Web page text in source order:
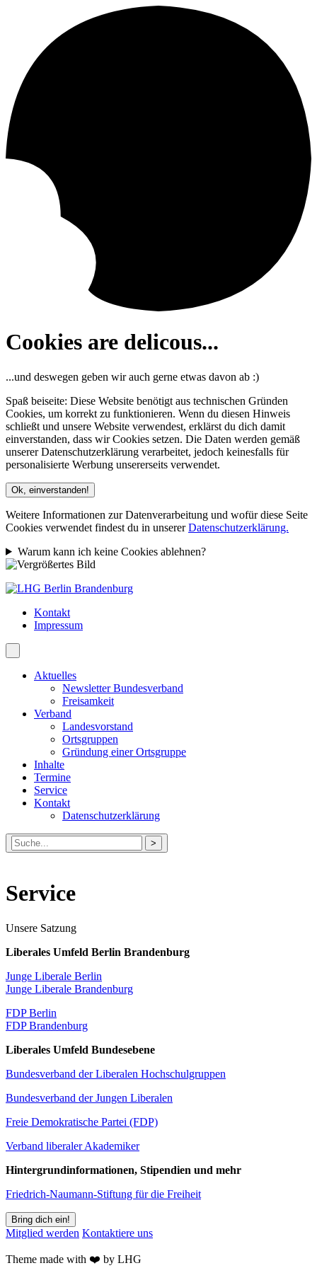
Cookies are delicous...
...und deswegen geben wir auch gerne etwas davon ab :)
Spaß beiseite: Diese Website benötigt aus technischen Gründen
Cookies, um korrekt zu funktionieren. Wenn du diesen Hinweis
schließt und unsere Website verwendest, erklärst du dich damit
einverstanden, dass wir Cookies setzen. Die Daten werden gemäß
unserer Datenschutzerklärung verarbeitet, jedoch keinesfalls für
personalisierte Werbung unsererseits verwendet.
Ok, einverstanden!
Weitere Informationen zur Datenverarbeitung und wofür diese Seite
Cookies verwendet findest du in unsererDatenschutzerklärung.
Warum kann ich keine Cookies ablehnen?
Kontakt
Impressum
Aktuelles
Newsletter Bundesverband
Freisamkeit
Verband
Landesvorstand
Ortsgruppen
Gründung einer Ortsgruppe
Inhalte
Termine
Service
Kontakt
Datenschutzerklärung
Suche
nach:
Service
Unsere Satzung
Liberales Umfeld Berlin Brandenburg
Junge Liberale Berlin
Junge Liberale Brandenburg
FDP Berlin
FDP Brandenburg
Liberales Umfeld Bundesebene
Bundesverband der Liberalen Hochschulgruppen
Bundesverband der Jungen Liberalen
Freie Demokratische Partei (FDP)
Verband liberaler Akademiker
Hintergrundinformationen, Stipendien und mehr
Friedrich-Naumann-Stiftung für die Freiheit
Bring dich ein!
Mitglied werden Kontaktiere uns
Theme made with ❤️ by LHG